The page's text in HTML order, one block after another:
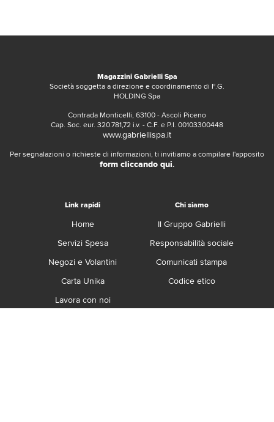
Magazzini Gabrielli Spa
Società soggetta a direzione e coordinamento di F.G.
HOLDING Spa
Contrada Monticelli, 63100 - Ascoli Piceno
Cap. Soc. eur. 320.781,72 i.v. - C.F. e P.I. 00103300448
www.gabriellispa.it
Per segnalazioni o richieste di informazioni, ti invitiamo a compilare l'apposito
form cliccando qui.
Link rapidi
Home
Servizi Spesa
Negozi e Volantini
Carta Unika
Lavora con noi
Chi siamo
Il Gruppo Gabrielli
Responsabilità sociale
Comunicati stampa
Codice etico